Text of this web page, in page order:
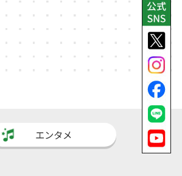
エンタメ